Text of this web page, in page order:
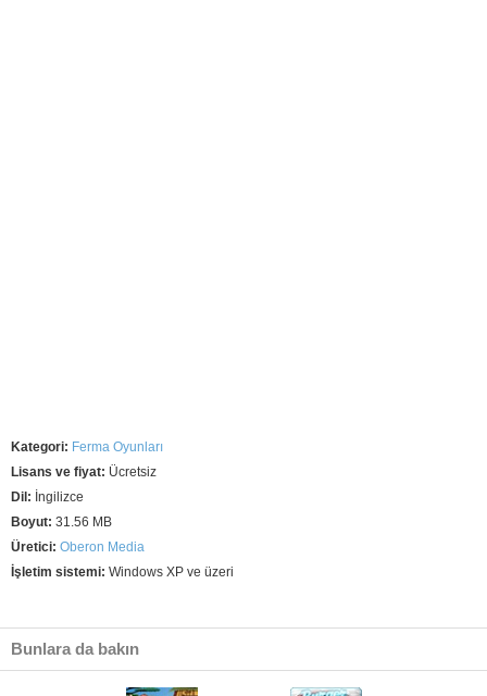
Kategori: Ferma Oyunları
Lisans ve fiyat: Ücretsiz
Dil: İngilizce
Boyut: 31.56 MB
Üretici: Oberon Media
İşletim sistemi: Windows XP ve üzeri
Bunlara da bakın